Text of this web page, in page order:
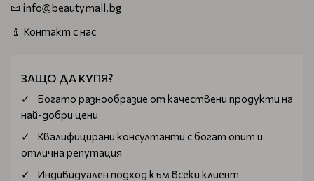
info@beautymall.bg
Контакт с нас
ЗАЩО ДА КУПЯ?
Богатo разнообразие от качествени продукти на
най-добри цени
Квалифицирани консултанти с богат опит и
отлична репутация
Индивидуален подход към всеки клиент